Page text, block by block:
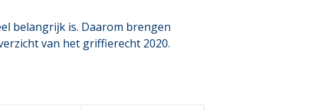
belangrijk is. Daarom brengen
van het griffierecht 2020.